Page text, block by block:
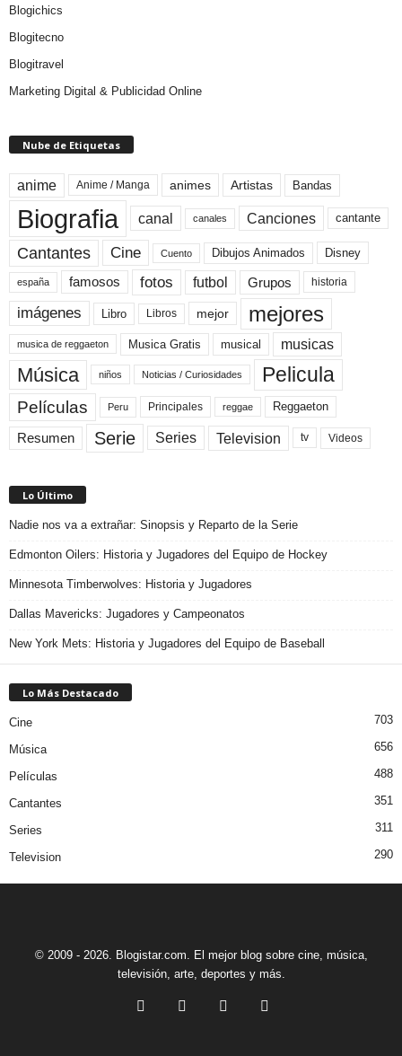
Blogichics
Blogitecno
Blogitravel
Marketing Digital & Publicidad Online
Nube de Etiquetas
anime Anime / Manga animes Artistas Bandas
Biografia canal canales Canciones cantante
Cantantes Cine Cuento Dibujos Animados Disney
españa famosos fotos futbol Grupos historia
imágenes Libro Libros mejor mejores
musica de reggaeton Musica Gratis musical musicas
Música niños Noticias / Curiosidades Pelicula
Películas Peru Principales reggae Reggaeton
Resumen Serie Series Television tv Videos
Lo Último
Nadie nos va a extrañar: Sinopsis y Reparto de la Serie
Edmonton Oilers: Historia y Jugadores del Equipo de Hockey
Minnesota Timberwolves: Historia y Jugadores
Dallas Mavericks: Jugadores y Campeonatos
New York Mets: Historia y Jugadores del Equipo de Baseball
Lo Más Destacado
Cine 703
Música 656
Películas 488
Cantantes 351
Series 311
Television 290
© 2009 - 2026. Blogistar.com. El mejor blog sobre cine, música,
televisión, arte, deportes y más.